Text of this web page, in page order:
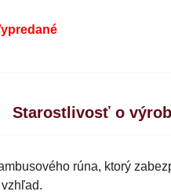
Starostlivosť o
rúna, ktorý